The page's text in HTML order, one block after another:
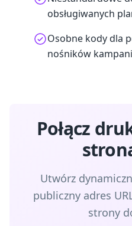
obsługiwanych
Osobne kody dla
nośników
Połącz
Utwórz
publiczny adres
strony